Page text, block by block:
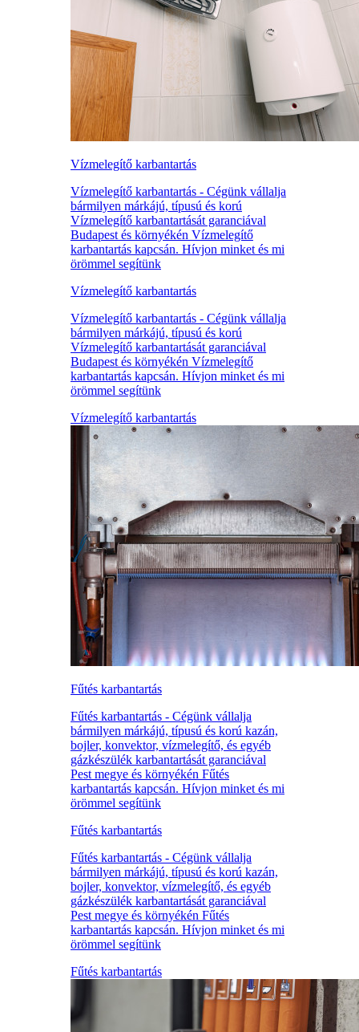
Vízmelegítő karbantartás
Vízmelegítő karbantartás - Cégünk vállalja
bármilyen márkájú, típusú és korú
Vízmelegítő karbantartását garanciával
Budapest és környékén Vízmelegítő
karbantartás kapcsán. Hívjon minket és mi
örömmel segítünk
Vízmelegítő karbantartás
Vízmelegítő karbantartás - Cégünk vállalja
bármilyen márkájú, típusú és korú
Vízmelegítő karbantartását garanciával
Budapest és környékén Vízmelegítő
karbantartás kapcsán. Hívjon minket és mi
örömmel segítünk
Vízmelegítő karbantartás
Fűtés karbantartás
Fűtés karbantartás - Cégünk vállalja
bármilyen márkájú, típusú és korú kazán,
bojler, konvektor, vízmelegítő, és egyéb
gázkészülék karbantartását garanciával
Pest megye és környékén Fűtés
karbantartás kapcsán. Hívjon minket és mi
örömmel segítünk
Fűtés karbantartás
Fűtés karbantartás - Cégünk vállalja
bármilyen márkájú, típusú és korú kazán,
bojler, konvektor, vízmelegítő, és egyéb
gázkészülék karbantartását garanciával
Pest megye és környékén Fűtés
karbantartás kapcsán. Hívjon minket és mi
örömmel segítünk
Fűtés karbantartás